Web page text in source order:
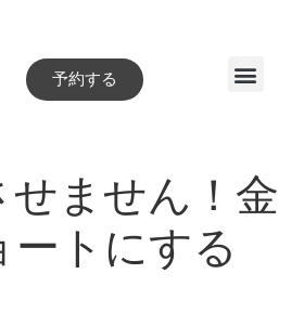
予約する
せません！金
トにする